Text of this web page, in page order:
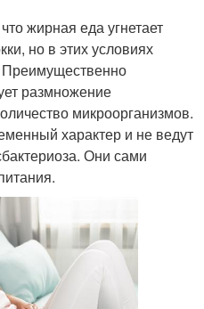
жирная еда угнетает
но в этих условиях
размножение
микроорганизмов.
характер и не ведут
Они сами